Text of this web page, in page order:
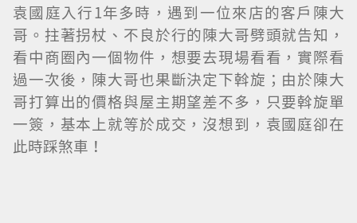
袁國庭入行1年多時，遇到一位來店的客戶陳大
哥。拄著拐杖、不良於行的陳大哥劈頭就告知，
看中商圈內一個物件，想要去現場看看，實際看
過一次後，陳大哥也果斷決定下斡旋；由於陳大
哥打算出的價格與屋主期望差不多，只要斡旋單
一簽，基本上就等於成交，沒想到，袁國庭卻在
此時踩煞車！